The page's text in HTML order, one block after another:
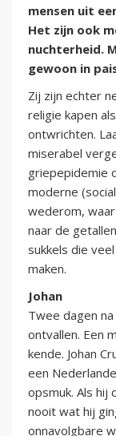
mensen uit
Het zijn ook
nuchterheid.
gewoon in
Zij zijn echter
religie kapen
ontwrichten.
miserabel
griepepidemie
moderne
wederom,
naar de
sukkels die
maken.
Johan
Twee dagen
ontvallen. Een
kende. Johan
een
opsmuk. Als hij
nooit wat hij
onnavolgbare